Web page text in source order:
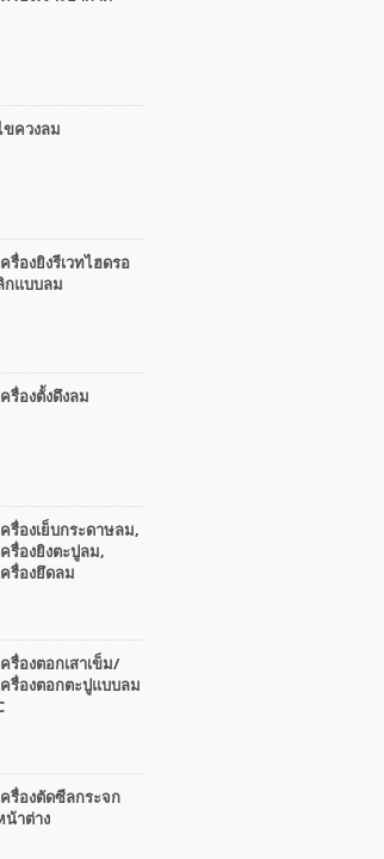
ขควงลม
ครื่องยิงรีเวทไฮดรอ
กแบบลม
ครื่องตั้งดึงลม
ครื่องเย็บกระดาษลม,
ครื่องยิงตะปูลม,
ครื่องยึดลม
ครื่องตอกเสาเข็ม/
ครื่องตอกตะปูแบบลม
ครื่องตัดซีลกระจก
น้าต่าง